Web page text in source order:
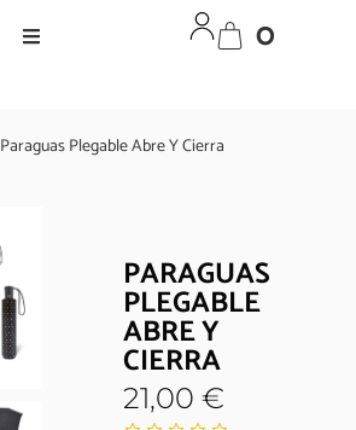
0
Paraguas Plegable Abre Y Cierra
PARAGUAS
PLEGABLE
ABRE Y
CIERRA
21,00€